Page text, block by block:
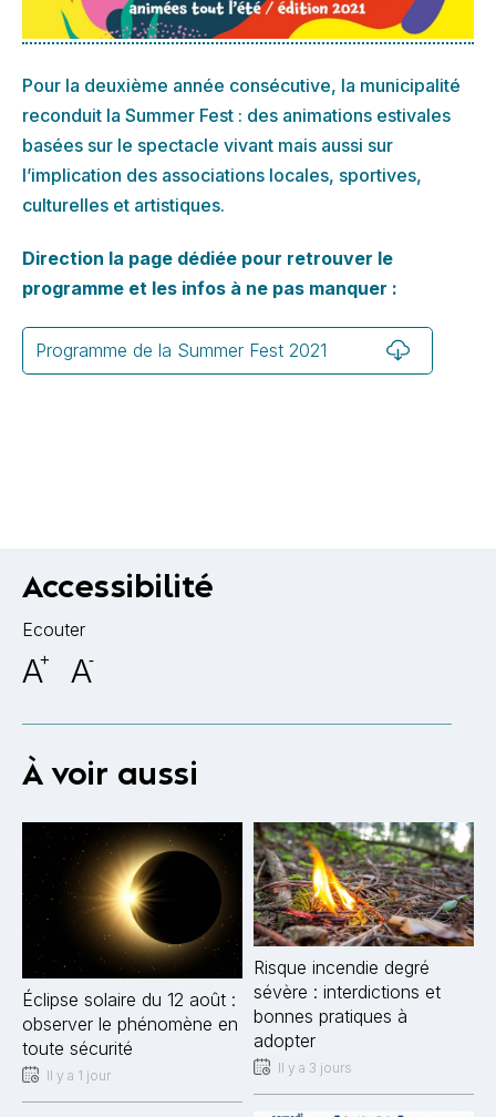
Pour la deuxième année consécutive, la municipalité
reconduit la Summer Fest : des animations estivales
basées sur le spectacle vivant mais aussi sur
l’implication des associations locales, sportives,
culturelles et artistiques.
Direction la page dédiée pour retrouver le
programme et les infos à ne pas manquer :
Programme de la Summer Fest 2021
Accessibilité
Ecouter
A+ A-
À voir aussi
Éclipse solaire du 12 août :
observer le phénomène en
toute sécurité
Il y a 1 jour
Risque incendie degré
sévère : interdictions et
bonnes pratiques à
adopter
Il y a 3 jours